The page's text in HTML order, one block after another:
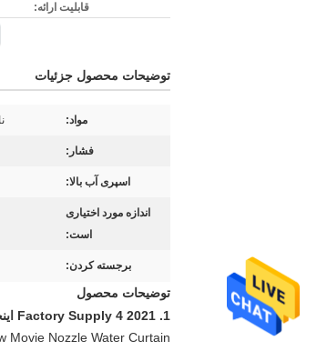
قابلیت ارائه:
توضیحات محصول جزئیات
مواد:
فشار:
اسپری آب بالا:
اندازه مورد اختیاری
است:
برجسته کردن:
توضیحات محصول
1. 2021 Factory Supply 4 اینچی DN100 Pool Fountain Accessories SS Movie Show Nazzle Jet